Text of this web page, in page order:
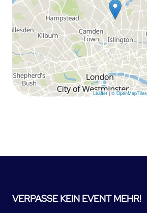
Leaflet | © OpenMapTiles
VERPASSE KEIN EVENT MEHR!